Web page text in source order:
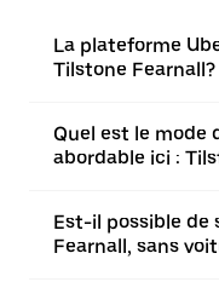
La plateforme
Tilstone Fearnall?
Quel est le mode
abordable ici :
Est-il possible de
Fearnall, sans